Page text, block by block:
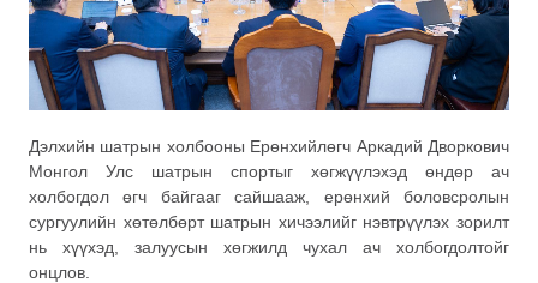
Дэлхийн шатрын холбооны Ерөнхийлөгч Аркадий Дворкович
Монгол Улс шатрын спортыг хөгжүүлэхэд өндөр ач
холбогдол өгч байгааг сайшааж, ерөнхий боловсролын
сургуулийн хөтөлбөрт шатрын хичээлийг нэвтрүүлэх зорилт
нь хүүхэд, залуусын хөгжилд чухал ач холбогдолтойг
онцлов.